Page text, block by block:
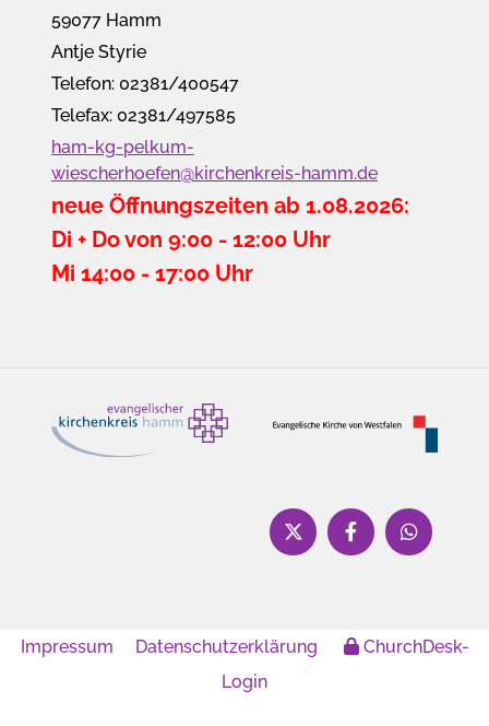
59077 Hamm
Antje Styrie
Telefon: 02381/400547
Telefax: 02381/497585
ham-kg-pelkum-
wiescherhoefen@kirchenkreis-hamm.de
neue Öffnungszeiten ab 1.08.2026:
Di + Do von 9:00 - 12:00 Uhr
Mi 14:00 - 17:00 Uhr
Impressum Datenschutzerklärung
ChurchDesk-
Login